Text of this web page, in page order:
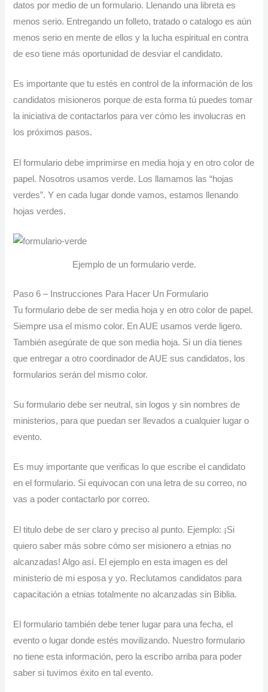
datos por medio de un formulario. Llenando una libreta es
menos serio. Entregando un folleto, tratado o catalogo es aún
menos serio en mente de ellos y la lucha espiritual en contra
de eso tiene más oportunidad de desviar el candidato.
Es importante que tu estés en control de la información de los
candidatos misioneros porque de esta forma tú puedes tomar
la iniciativa de contactarlos para ver cómo les involucras en
los próximos pasos.
El formulario debe imprimirse en media hoja y en otro color de
papel. Nosotros usamos verde. Los llamamos las “hojas
verdes”. Y en cada lugar donde vamos, estamos llenando
hojas verdes.
Ejemplo de un formulario verde.
Paso 6 – Instrucciones Para Hacer Un Formulario
Tu formulario debe de ser media hoja y en otro color de papel.
Siempre usa el mismo color. En AUE usamos verde ligero.
También asegúrate de que son media hoja. Si un día tienes
que entregar a otro coordinador de AUE sus candidatos, los
formularios serán del mismo color.
Su formulario debe ser neutral, sin logos y sin nombres de
ministerios, para que puedan ser llevados a cualquier lugar o
evento.
Es muy importante que verificas lo que escribe el candidato
en el formulario. Si equivocan con una letra de su correo, no
vas a poder contactarlo por correo.
El titulo debe de ser claro y preciso al punto. Ejemplo: ¡Si
quiero saber más sobre cómo ser misionero a etnias no
alcanzadas! Algo así. El ejemplo en esta imagen es del
ministerio de mi esposa y yo. Reclutamos candidatos para
capacitación a etnias totalmente no alcanzadas sin Biblia.
El formulario también debe tener lugar para una fecha, el
evento o lugar donde estés movilizando. Nuestro formulario
no tiene esta información, pero la escribo arriba para poder
saber si tuvimos éxito en tal evento.